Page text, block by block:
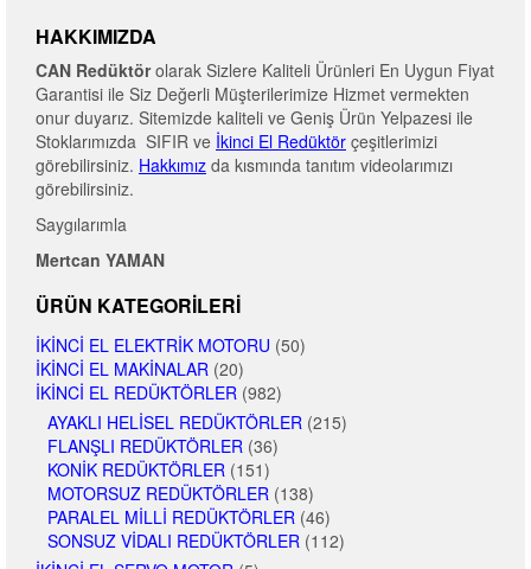
HAKKIMIZDA
CAN Redüktörolarak Sizlere Kaliteli Ürünleri En Uygun Fiyat
Garantisi ile Siz Değerli Müşterilerimize Hizmet vermekten
onur duyarız. Sitemizde kaliteli ve Geniş Ürün Yelpazesi ile
Stoklarımızda SIFIR ve İkinci El Redüktör çeşitlerimizi
görebilirsiniz. Hakkımız da kısmında tanıtım videolarımızı
görebilirsiniz.
Saygılarımla
Mertcan YAMAN
ÜRÜN KATEGORILERI
İKINCI EL ELEKTRIK MOTORU (50)
İKINCI EL MAKINALAR (20)
İKINCI EL REDÜKTÖRLER (982)
AYAKLI HELISEL REDÜKTÖRLER (215)
FLANŞLI REDÜKTÖRLER (36)
KONIK REDÜKTÖRLER (151)
MOTORSUZ REDÜKTÖRLER (138)
PARALEL MILLI REDÜKTÖRLER (46)
SONSUZ VIDALI REDÜKTÖRLER (112)